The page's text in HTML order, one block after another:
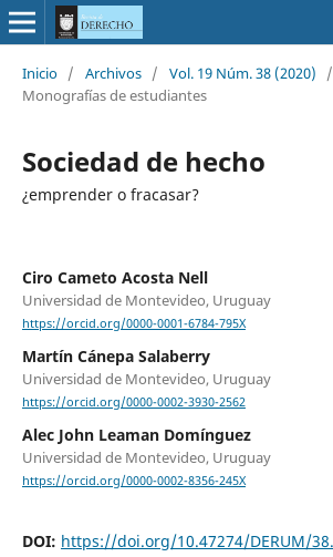
Inicio / Archivos / Vol. 19 Núm. 38 (2020)
/
Monografías de estudiantes
Sociedad de hecho
¿emprender o fracasar?
Ciro Cameto Acosta Nell
Universidad de Montevideo, Uruguay
https://orcid.org/0000-0001-6784-795X
Martín Cánepa Salaberry
Universidad de Montevideo, Uruguay
https://orcid.org/0000-0002-3930-2562
Alec John Leaman Domínguez
Universidad de Montevideo, Uruguay
https://orcid.org/0000-0002-8356-245X
DOI: https://doi.org/10.47274/DERUM/